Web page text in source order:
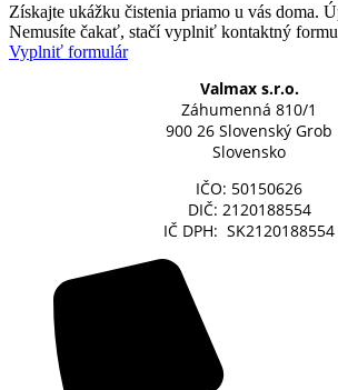
Získajte ukážku čistenia priamo u vás doma.
Nemusíte čakať, stačí vyplniť kontaktný
Vyplniť formulár
Valmax s.r.o.
Záhumenná 810/1
900 26 Slovenský Grob
Slovensko
IČO: 50150626
DIČ: 2120188554
IČ DPH: SK2120188554